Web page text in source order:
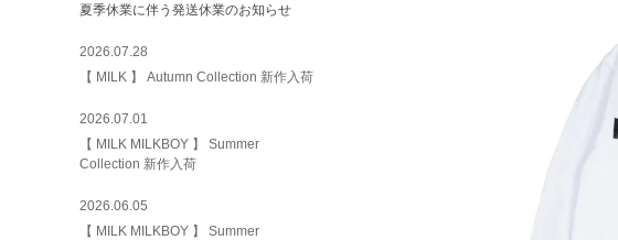
夏季休業に伴う発送休業のお知らせ
2026.07.28
【 MILK 】 Autumn Collection 新作入荷
2026.07.01
【 MILK MILKBOY 】 Summer
Collection 新作入荷
2026.06.05
【 MILK MILKBOY 】 Summer